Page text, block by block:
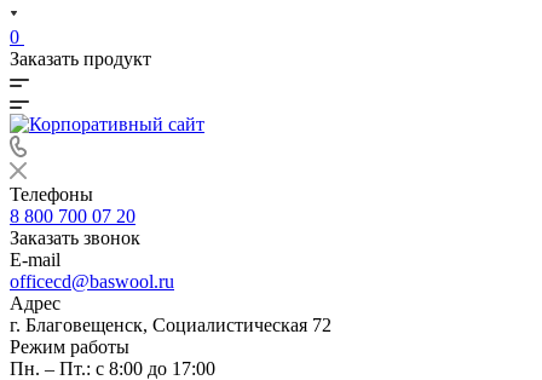
0
Заказать продукт
Телефоны
8 800 700 07 20
Заказать звонок
E-mail
officecd@baswool.ru
Адрес
г. Благовещенск, Социалистическая 72
Режим работы
Пн. – Пт.: с 8:00 до 17:00